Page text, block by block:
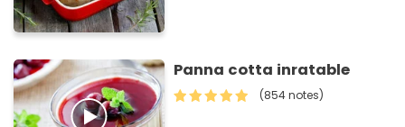
Panna cotta inratable
(854 notes)